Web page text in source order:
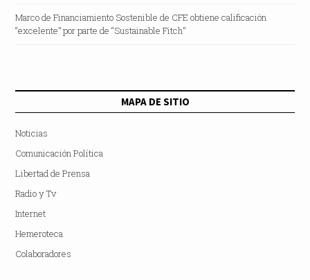
Marco de Financiamiento Sostenible de CFE obtiene calificación
“excelente” por parte de “Sustainable Fitch”
MAPA DE SITIO
Noticias
Comunicación Política
Libertad de Prensa
Radio y Tv
Internet
Hemeroteca
Colaboradores